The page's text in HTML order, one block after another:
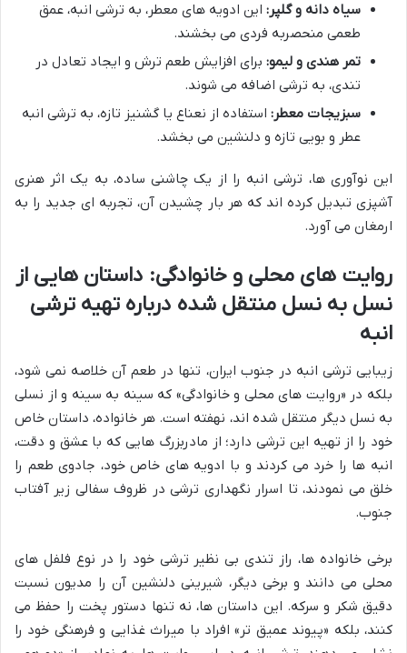
سیاه دانه و گلپر: این ادویه های معطر، به ترشی انبه، عمق
طعمی منحصربه فردی می بخشند.
تمر هندی و لیمو: برای افزایش طعم ترش و ایجاد تعادل در
تندی، به ترشی اضافه می شوند.
سبزیجات معطر: استفاده از نعناع یا گشنیز تازه، به ترشی انبه
عطر و بویی تازه و دلنشین می بخشد.
این نوآوری ها، ترشی انبه را از یک چاشنی ساده، به یک اثر هنری
آشپزی تبدیل کرده اند که هر بار چشیدن آن، تجربه ای جدید را به
ارمغان می آورد.
روایت های محلی و خانوادگی: داستان هایی از
نسل به نسل منتقل شده درباره تهیه ترشی
انبه
زیبایی ترشی انبه در جنوب ایران، تنها در طعم آن خلاصه نمی شود،
بلکه در «روایت های محلی و خانوادگی» که سینه به سینه و از نسلی
به نسل دیگر منتقل شده اند، نهفته است. هر خانواده، داستان خاص
خود را از تهیه این ترشی دارد؛ از مادربزرگ هایی که با عشق و دقت،
انبه ها را خرد می کردند و با ادویه های خاص خود، جادوی طعم را
خلق می نمودند، تا اسرار نگهداری ترشی در ظروف سفالی زیر آفتاب
جنوب.
برخی خانواده ها، راز تندی بی نظیر ترشی خود را در نوع فلفل های
محلی می دانند و برخی دیگر، شیرینی دلنشین آن را مدیون نسبت
دقیق شکر و سرکه. این داستان ها، نه تنها دستور پخت را حفظ می
کنند، بلکه «پیوند عمیق تر» افراد با میراث غذایی و فرهنگی خود را